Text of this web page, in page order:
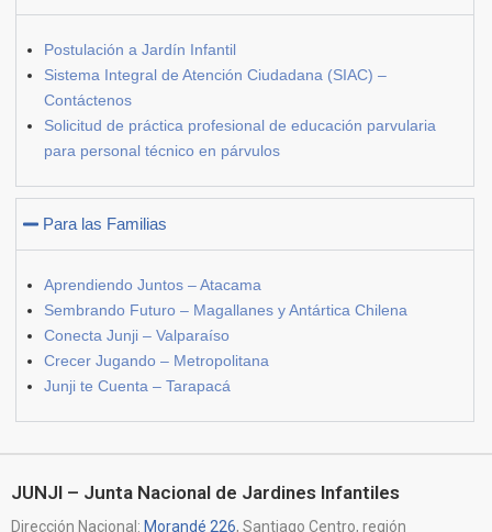
Postulación a Jardín Infantil
Sistema Integral de Atención Ciudadana (SIAC) –
Contáctenos
Solicitud de práctica profesional de educación parvularia
para personal técnico en párvulos
Para las Familias
Aprendiendo Juntos – Atacama
Sembrando Futuro – Magallanes y Antártica Chilena
Conecta Junji – Valparaíso
Crecer Jugando – Metropolitana
Junji te Cuenta – Tarapacá
JUNJI – Junta Nacional de Jardines Infantiles
Dirección Nacional: Morandé 226, Santiago Centro, región